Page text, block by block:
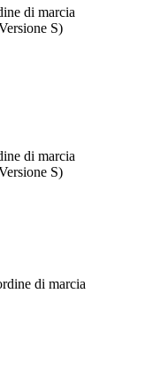
di marcia
S)
di marcia
S)
di marcia